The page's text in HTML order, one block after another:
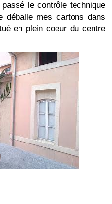
le contrôle technique
déballe mes cartons dans
en plein coeur du centre